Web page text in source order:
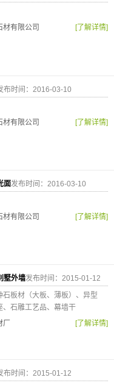
材有限公司
[了解详情]
布时间：2016-03-10
材有限公司
[了解详情]
面发布时间：2016-03-10
材有限公司
[了解详情]
墅外墙发布时间：2015-01-12
石板材（大板、薄板）、异型
、石雕工艺品、幕墙干
[了解详情]
布时间：2015-01-12